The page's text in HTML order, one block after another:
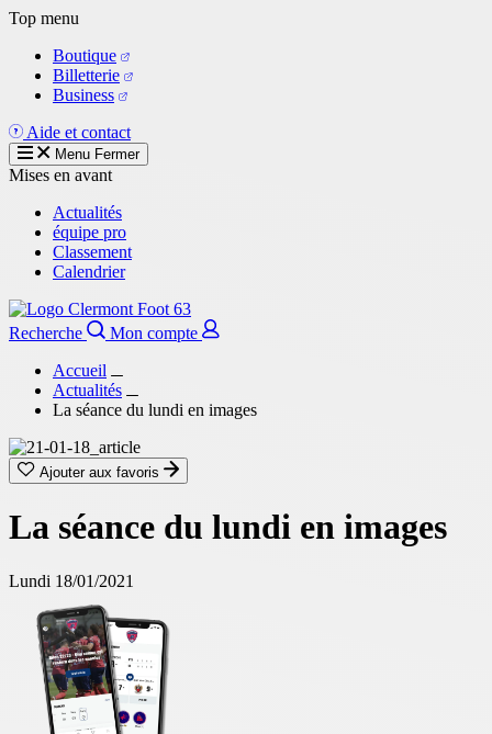
Aller
contenu
principal
Top menu
Boutique
Billetterie
Business
Aide et contact
Menu Fermer
Mises en avant
Actualités
équipe pro
Classement
Calendrier
Recherche
Mon compte
Accueil
Actualités
La séance du lundi en images
Ajouter aux favoris
La séance du lundi en images
Lundi 18/01/2021